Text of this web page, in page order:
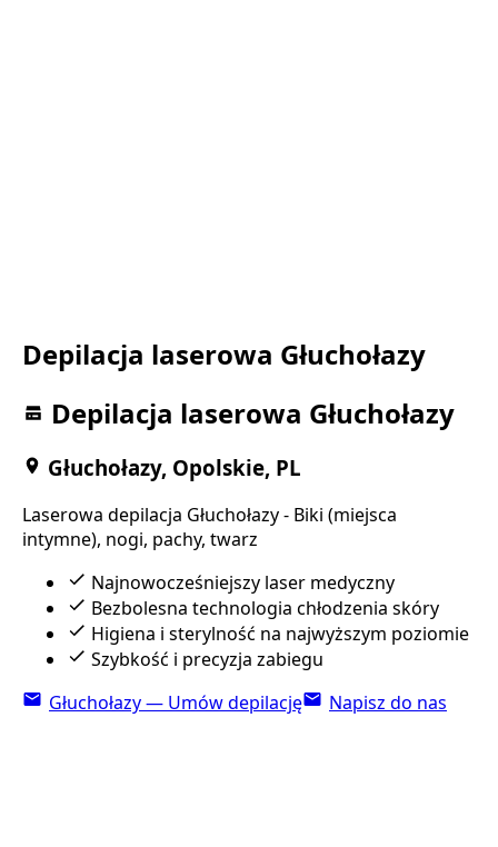
Depilacja laserowa Głuchołazy
Depilacja laserowa Głuchołazy
Głuchołazy, Opolskie, PL
Laserowa depilacja Głuchołazy - Biki (miejsca
intymne), nogi, pachy, twarz
Najnowocześniejszy laser medyczny
Bezbolesna technologia chłodzenia skóry
Higiena i sterylność na najwyższym poziomie
Szybkość i precyzja zabiegu
Głuchołazy — Umów depilację
Napisz do nas